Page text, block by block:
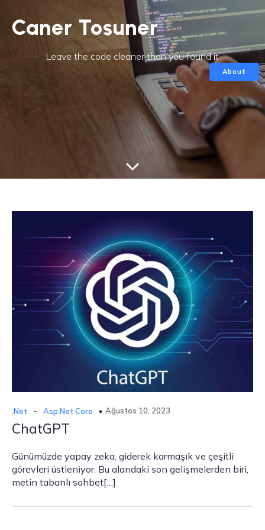
Caner Tosuner
Leave the code cleaner than you found it
About
.Net - Asp.Net Core Ağustos 10, 2023
ChatGPT
Günümüzde yapay zeka, giderek karmaşık ve çeşitli
görevleri üstleniyor. Bu alandaki son gelişmelerden biri,
metin tabanlı sohbet[…]